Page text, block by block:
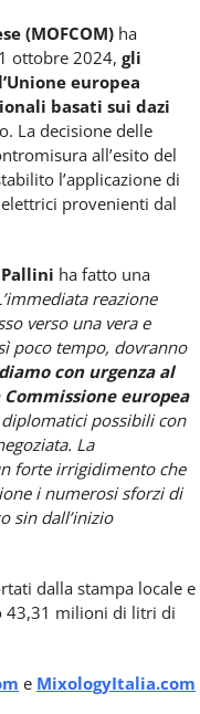
(MOFCOM) ha
ottobre 2024, gli
europea
basati sui dazi
La decisione delle
all’esito del
l’applicazione di
provenienti dal
ha fatto una
reazione
verso una vera e
poco tempo, dovranno
con urgenza al
europea
possibili con
La
forte irrigidimento che
i numerosi sforzi di
sin dall’inizio
dalla stampa locale e
43,31 milioni di litri di
e MixologyItalia.com